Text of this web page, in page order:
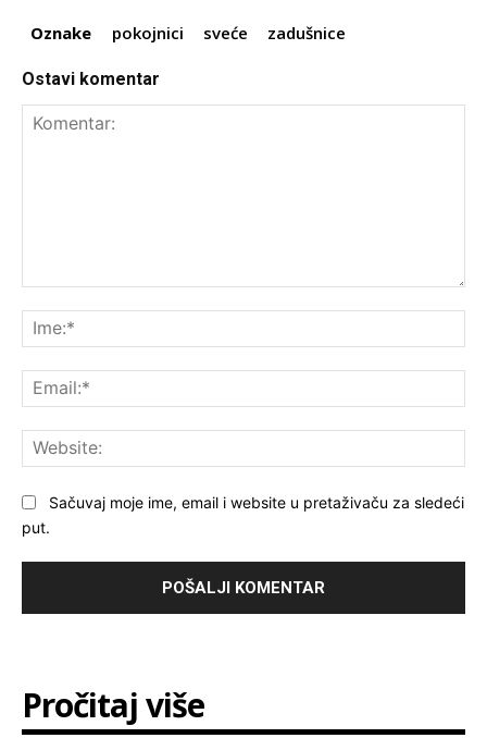
Oznake pokojnici sveće zadušnice
Ostavi komentar
Sačuvaj moje ime, email i website u pretaživaču za sledeći
put.
Pročitaj više